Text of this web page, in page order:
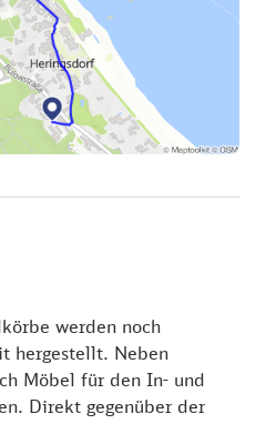
bei Kaffee und
auf die
Ostsee.
Sie auf die Seestraße
eine kleine
die Sie zum Bahnhof
vom Bahnhof entfernt
Sie werden staunen, wie
Erfindung 1882 in
werden noch
hergestellt. Neben
Möbel für den In- und
Direkt gegenüber der